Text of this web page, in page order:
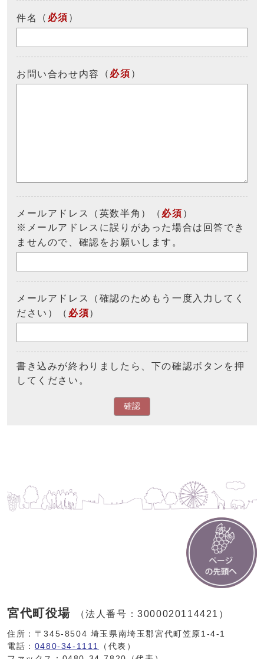
件名 （ 必須 ）
お問い合わせ内容 （ 必須 ）
メールアドレス（英数半角）（ 必須 ）
※メールアドレスに誤りがあった場合は回答でき
ませんので、確認をお願いします。
メールアドレス（確認のためもう一度入力してく
ださい）（ 必須）
書き込みが終わりましたら、下の確認ボタンを押
してください。
確認
宮代町役場 （法人番号：3000020114421）
住所：〒345-8504 埼玉県南埼玉郡宮代町笠原1-4-1
電話： 0480-34-1111
（代表）